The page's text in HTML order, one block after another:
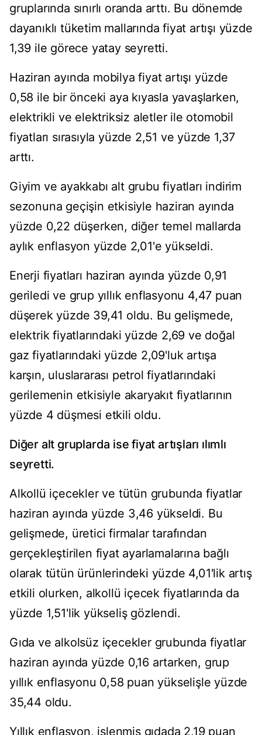
gruplarında sınırlı oranda arttı. Bu dönemde
dayanıklı tüketim mallarında fiyat artışı yüzde
1,39 ile görece yatay seyretti.
Haziran ayında mobilya fiyat artışı yüzde
0,58 ile bir önceki aya kıyasla yavaşlarken,
elektrikli ve elektriksiz aletler ile otomobil
fiyatları sırasıyla yüzde 2,51 ve yüzde 1,37
arttı.
Giyim ve ayakkabı alt grubu fiyatları indirim
sezonuna geçişin etkisiyle haziran ayında
yüzde 0,22 düşerken, diğer temel mallarda
aylık enflasyon yüzde 2,01'e yükseldi.
Enerji fiyatları haziran ayında yüzde 0,91
geriledi ve grup yıllık enflasyonu 4,47 puan
düşerek yüzde 39,41 oldu. Bu gelişmede,
elektrik fiyatlarındaki yüzde 2,69 ve doğal
gaz fiyatlarındaki yüzde 2,09'luk artışa
karşın, uluslararası petrol fiyatlarındaki
gerilemenin etkisiyle akaryakıt fiyatlarının
yüzde 4 düşmesi etkili oldu.
Diğer alt gruplarda ise fiyat artışları ılımlı
seyretti.
Alkollü içecekler ve tütün grubunda fiyatlar
haziran ayında yüzde 3,46 yükseldi. Bu
gelişmede, üretici firmalar tarafından
gerçekleştirilen fiyat ayarlamalarına bağlı
olarak tütün ürünlerindeki yüzde 4,01'lik artış
etkili olurken, alkollü içecek fiyatlarında da
yüzde 1,51'lik yükseliş gözlendi.
Gıda ve alkolsüz içecekler grubunda fiyatlar
haziran ayında yüzde 0,16 artarken, grup
yıllık enflasyonu 0,58 puan yükselişle yüzde
35,44 oldu.
Yıllık enflasyon, işlenmiş gıdada 2,19 puan